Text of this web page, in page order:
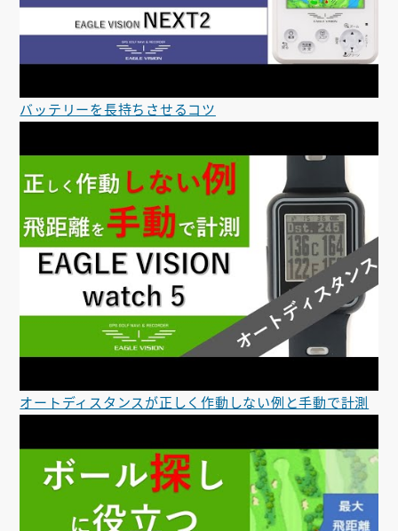
バッテリーを長持ちさせるコツ
オートディスタンスが正しく作動しない例と手動で計測